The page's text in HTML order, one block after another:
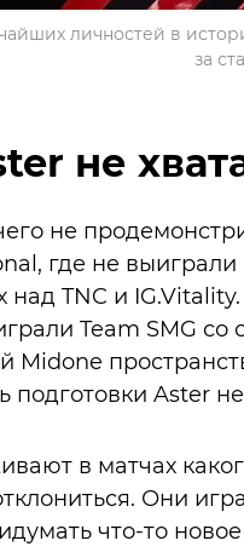
личностей в
за
не
не
где не выиграли
над TNC и
Team SMG
Midone
подготовки Aster
в матчах
Они
что-то